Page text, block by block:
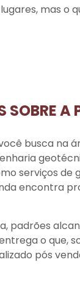
mas o
A
busca na
serviços de
encontra
padrões
o que,
pós